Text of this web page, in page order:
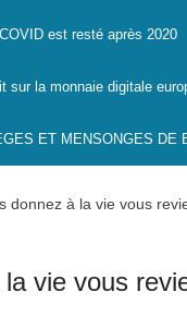
est resté après 2020
sur la monnaie digitale
ET MENSONGES DE
donnez à la vie vous
vie vous